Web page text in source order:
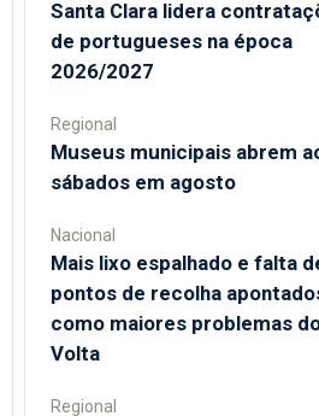
Santa Clara lidera
de portugueses na época
2026/2027
Regional
Museus municipais abrem
sábados em agosto
Nacional
Mais lixo espalhado e falta
pontos de recolha
como maiores problemas
Volta
Regional